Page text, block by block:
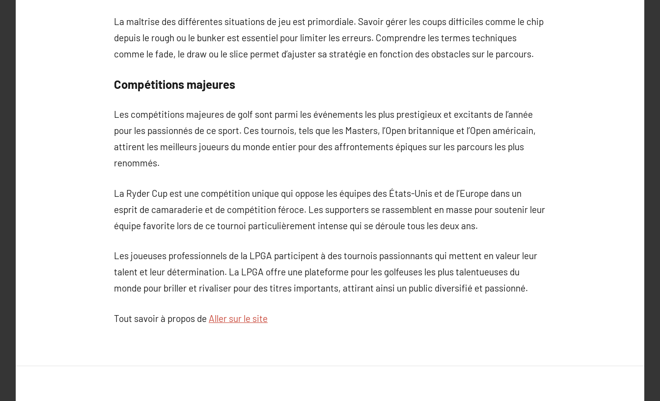
La maîtrise des différentes situations de jeu est primordiale. Savoir gérer les coups difficiles comme le chip
depuis le rough ou le bunker est essentiel pour limiter les erreurs. Comprendre les termes techniques
comme le fade, le draw ou le slice permet d’ajuster sa stratégie en fonction des obstacles sur le parcours.
Compétitions majeures
Les compétitions majeures de golf sont parmi les événements les plus prestigieux et excitants de l’année
pour les passionnés de ce sport. Ces tournois, tels que les Masters, l’Open britannique et l’Open américain,
attirent les meilleurs joueurs du monde entier pour des affrontements épiques sur les parcours les plus
renommés.
La Ryder Cup est une compétition unique qui oppose les équipes des États-Unis et de l’Europe dans un
esprit de camaraderie et de compétition féroce. Les supporters se rassemblent en masse pour soutenir leur
équipe favorite lors de ce tournoi particulièrement intense qui se déroule tous les deux ans.
Les joueuses professionnels de la LPGA participent à des tournois passionnants qui mettent en valeur leur
talent et leur détermination. La LPGA offre une plateforme pour les golfeuses les plus talentueuses du
monde pour briller et rivaliser pour des titres importants, attirant ainsi un public diversifié et passionné.
Tout savoir à propos de Aller sur le site